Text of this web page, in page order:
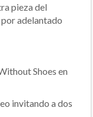
pieza del
adelantado
Shoes en
invitando a dos